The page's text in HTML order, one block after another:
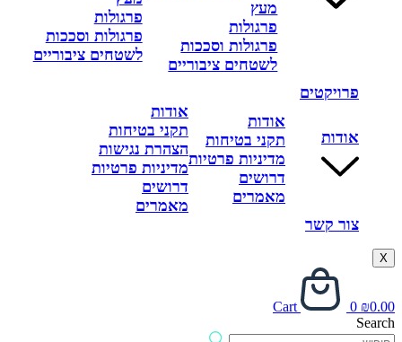
מעץ
פרגולות
פרגולות וסככות
לשטחים ציבוריים
פרגולות
פרגולות וסככות
לשטחים ציבוריים
פרויקטים
אודות
אודות
תקני בטיחות
מדיניות פרטיות
דרושים
מאמרים
אודות
תקני בטיחות
הצהרת נגישות
מדיניות פרטיות
דרושים
מאמרים
צור קשר
X
₪0.00
0
Cart
Search